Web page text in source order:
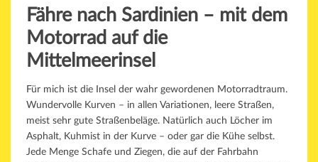
Fähre nach Sardinien – mit dem
Motorrad auf die
Mittelmeerinsel
Für mich ist die Insel der wahr gewordenen Motorradtraum.
Wundervolle Kurven – in allen Variationen, leere Straßen,
meist sehr gute Straßenbeläge. Natürlich auch Löcher im
Asphalt, Kuhmist in der Kurve – oder gar die Kühe selbst.
Jede Menge Schafe und Ziegen, die auf der Fahrbahn